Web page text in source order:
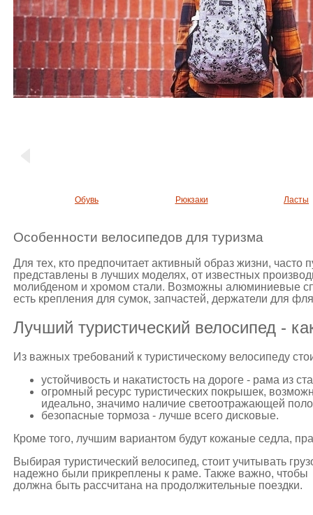
Обувь Рюкзаки Ласты
Особенности велосипедов для туризма
Для тех, кто предпочитает активный образ жизни, часто
представлены в лучших моделях, от известных
молибденом и хромом стали. Возможны алюминиевые
есть крепления для сумок, запчастей, держатели для
Лучший туристический велосипед -
Из важных требований к туристическому велосипеду
устойчивость и накатистость на дороге - рама из
огромный ресурс туристических покрышек,
идеально, значимо наличие светоотражающей
безопасные тормоза - лучше всего дисковые.
Кроме того, лучшим вариантом будут кожаные седла,
Выбирая туристический велосипед, стоит учитывать
надежно были прикреплены к раме. Также важно, чтобы
должна быть рассчитана на продолжительные поездки.